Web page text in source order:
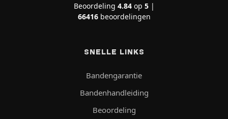
Beoordeling 4.84op 5|
66416beoordelingen
SNELLE LINKS
Bandengarantie
Bandenhandleiding
Beoordeling